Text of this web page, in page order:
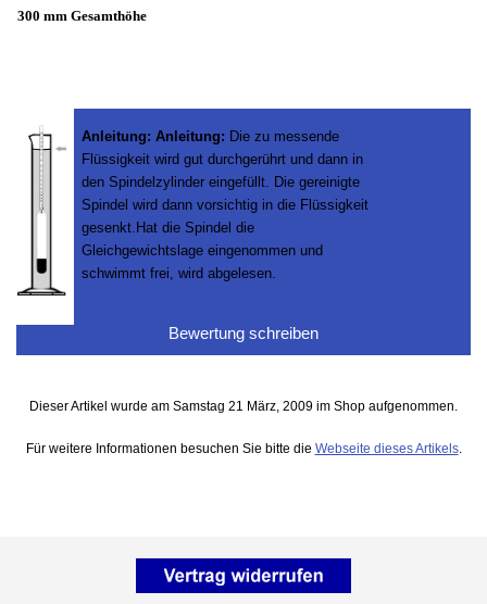
300 mm Gesamthöhe
Anleitung: Anleitung: Die zu messende
Flüssigkeit wird gut durchgerührt und dann in
den Spindelzylinder eingefüllt. Die gereinigte
Spindel wird dann vorsichtig in die Flüssigkeit
gesenkt.Hat die Spindel die
Gleichgewichtslage eingenommen und
schwimmt frei, wird abgelesen.
Bewertung schreiben
Dieser Artikel wurde am Samstag 21 März, 2009 im Shop aufgenommen.
Für weitere Informationen besuchen Sie bitte die Webseite dieses Artikels.